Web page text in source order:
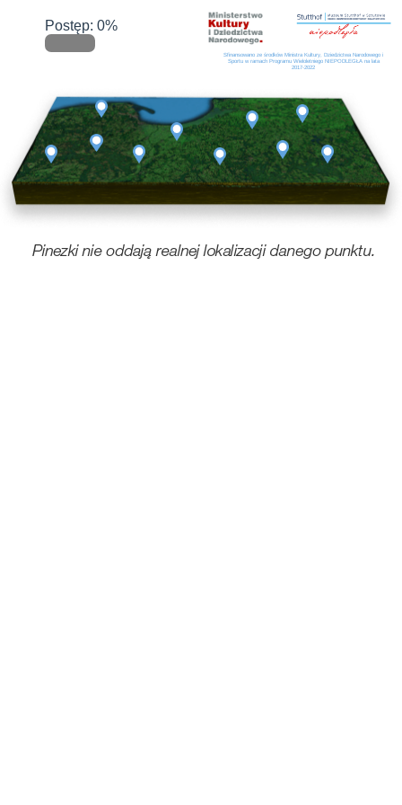
Sfinansowano ze środków Ministra Kultury, Dziedzictwa Narodowego i
Sportu w ramach Programu Wieloletniego NIEPODLEGŁA na lata
2017-2022
Postęp: 0%